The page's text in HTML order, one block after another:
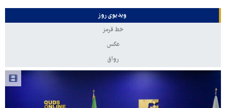
ویدیوی روز
خط قرمز
عکس
رواق